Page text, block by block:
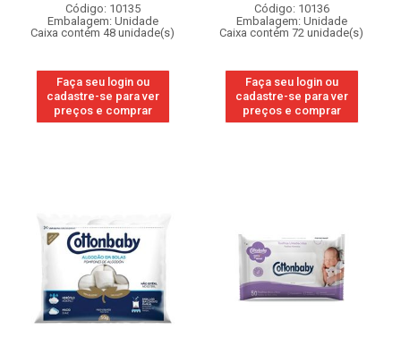
Código: 10135
Embalagem: Unidade
Caixa contém 48 unidade(s)
Faça seu login ou
cadastre-se para ver
preços e comprar
Código: 10136
Embalagem: Unidade
Caixa contém 72 unidade(s)
Faça seu login ou
cadastre-se para ver
preços e comprar